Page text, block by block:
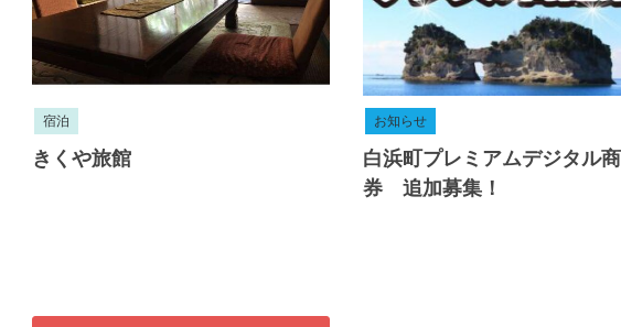
宿泊
きくや旅館
お知らせ
白浜町プレミアムデジタル
券 追加募集！